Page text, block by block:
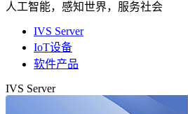
人工智能，感知世界，服务社会
IVS Server
IoT设备
软件产品
IVS Server